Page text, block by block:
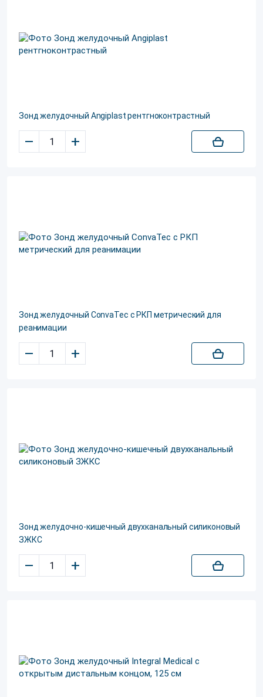
Зонд желудочный Angiplast рентгноконтрастный
– +
Зонд желудочный ConvaTec с РКП метрический для
реанимации
– +
Зонд желудочно-кишечный двухканальный силиконовый
ЗЖКС
– +